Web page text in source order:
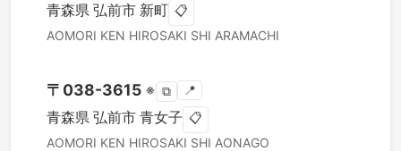
青森県 弘前市 新町 📋
AOMORI KEN HIROSAKI SHI ARAMACHI
〒 038-3615 ※ ⧉ 📍
青森県 弘前市 青女子 📋
AOMORI KEN HIROSAKI SHI AONAGO